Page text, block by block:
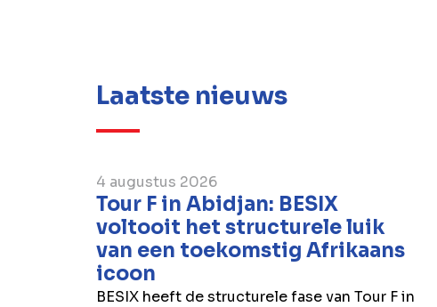
Laatste nieuws
4 augustus 2026
Tour F in Abidjan: BESIX
voltooit het structurele luik
van een toekomstig Afrikaans
icoon
BESIX heeft de structurele fase van Tour F in